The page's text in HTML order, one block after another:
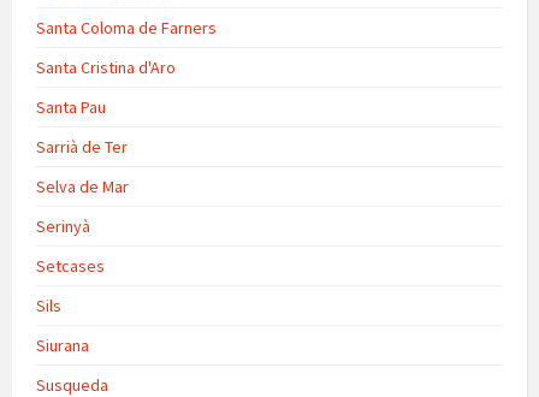
Santa Coloma de Farners
Santa Cristina d'Aro
Santa Pau
Sarrià de Ter
Selva de Mar
Serinyà
Setcases
Sils
Siurana
Susqueda